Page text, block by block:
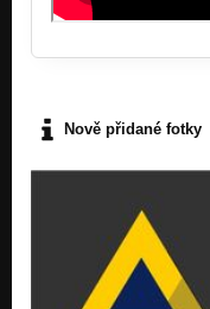
Nově přidané fotky